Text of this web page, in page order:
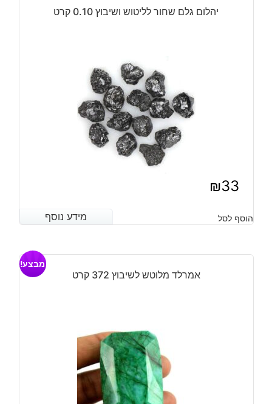
יהלום גלם שחור לליטוש ושיבוץ 0.10 קרט
₪33
מידע נוסף הוסף לסל מידע נוסף
אמרלד מלוטש לשיבוץ 372 קרט
מבצע!